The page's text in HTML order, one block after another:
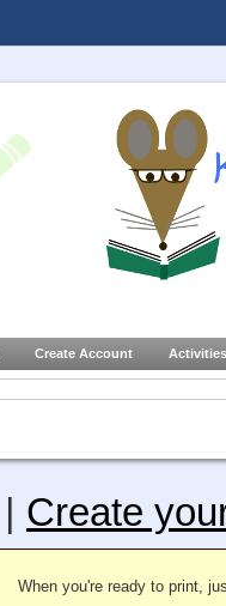
Create Account Activities
Create
When you're ready to print,